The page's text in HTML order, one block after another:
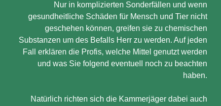
Nur in komplizierten Sonderfällen und wenn
gesundheitliche Schäden für Mensch und Tier nicht
geschehen können, greifen sie zu chemischen
Substanzen um des Befalls Herr zu werden. Auf jeden
Fall erklären die Profis, welche Mittel genutzt werden
und was Sie folgend eventuell noch zu beachten
haben.
Natürlich richten sich die Kammerjäger dabei auch